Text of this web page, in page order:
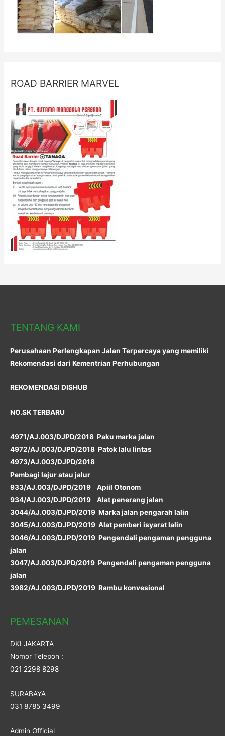
ROAD BARRIER MARVEL
TENTANG KAMI
Perusahaan Perlengkapan Jalan Terpercaya yang memiliki
Rekomendasi dari Kementrian Perhubungan
REKOMENDASI DISHUB
NO.SK TERBARU
4971/AJ.003/DJPD/2018 Paku marka jalan
4972/AJ.003/DJPD/2018 Patok lalu lintas
4973/AJ.003/DJPD/2018
Pembagi lajur atau jalur
933/AJ.003/DJPD/2019 Apiil Otonom
934/AJ.003/DJPD/2019 Alat penerang jalan
3044/AJ.003/DJPD/2019 Marka jalan pengarah lalin
3045/AJ.003/DJPD/2019 Alat pemberi isyarat lalin
3046/AJ.003/DJPD/2019 Pengendali pengaman pengguna
jalan
3047/AJ.003/DJPD/2019 Pengendali pengaman pengguna
jalan
3982/AJ.003/DJPD/2019 Rambu konvesional
PEMESANAN
DKI JAKARTA
Nomor Telepon :
021 2298 8298
SURABAYA
031 8785 3499
Admin Official